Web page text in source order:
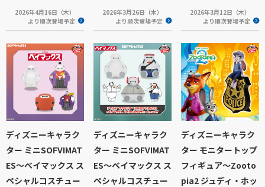
2026年4月16日（木）
より順次登場予定
2026年3月26日（木）
より順次登場予定
2026年3月12日（木）
より順次登場予定
ディズニーキャラク
ター ミニSOFVIMAT
ES～ベイマックス ス
ペシャルコスチュー
ディズニーキャラク
ター ミニSOFVIMAT
ES～ベイマックス ス
ペシャルコスチュー
ディズニーキャラク
ター モニタートップ
フィギュア～Zooto
pia2 ジュディ・ホッ